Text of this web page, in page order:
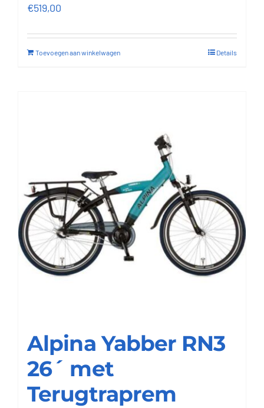
€519,00
Toevoegen aan winkelwagen Details
Alpina Yabber RN3
26´ met
Terugtraprem